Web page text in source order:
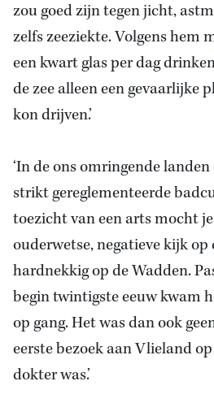
zou goed zijn tegen jicht,
zelfs zeeziekte. Volgens hem
een kwart glas per dag
de zee alleen een gevaarlijke
kon drijven.’
‘In de ons omringende
strikt gereglementeerde
toezicht van een arts mocht
ouderwetse, negatieve kijk op
hardnekkig op de Wadden.
begin twintigste eeuw kwam
op gang. Het was dan ook
eerste bezoek aan Vlieland
dokter was.’